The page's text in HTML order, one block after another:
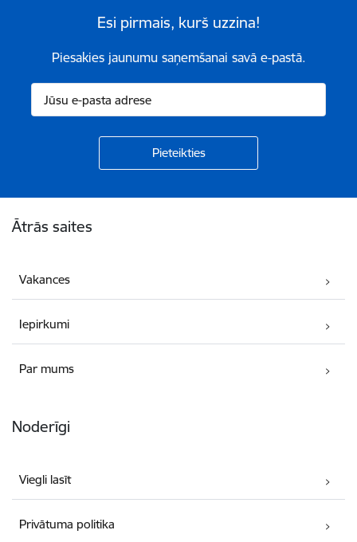
Esi pirmais, kurš uzzina!
Piesakies jaunumu saņemšanai savā e-pastā.
Ātrās saites
Vakances
Iepirkumi
Par mums
Noderīgi
Viegli lasīt
Privātuma politika